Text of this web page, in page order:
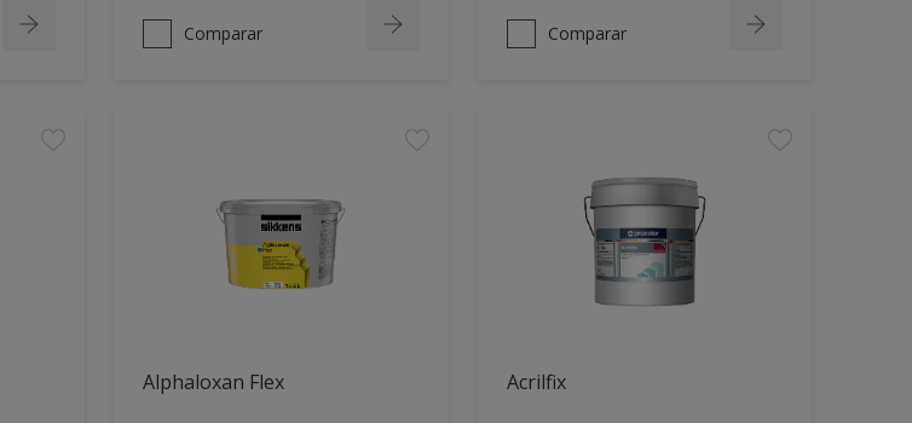
Comparar Comparar
Alphaloxan Flex Acrilfix